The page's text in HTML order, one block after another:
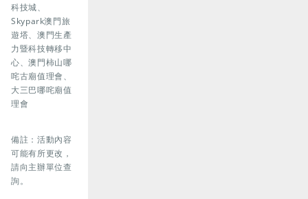
科技城、
Skypark澳門旅
遊塔、澳門生產
力暨科技轉移中
心、澳門柿山哪
咤古廟值理會、
大三巴哪咤廟值
理會
備註：活動內容
可能有所更改，
請向主辦單位查
詢。